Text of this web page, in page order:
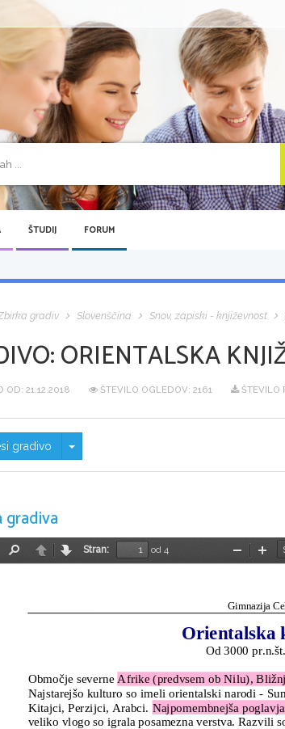
ŠTUDIJ FORUM
gradiv Slovenščina Snov, zapiski - književnost
ORIENTALSKA
OD: 21.12.2018 ŠTEVILO OGLEDOV: 2161 ŠTEVILO
gradivo Skrij/prikaži meni
gradiva
NazajNaprej
Stran:
od 4
Pomanjšaj
Gimnazija
Orientalska
Od 3000
Območje severne Afrike (predvsem ob Nilu),
Najstarejšo kulturo so imeli orientalski narodi -
Kitajci, Perzijci, Arabci. Najpomembnejša
veliko vlogo so igrala posamezna verstva. Razvili